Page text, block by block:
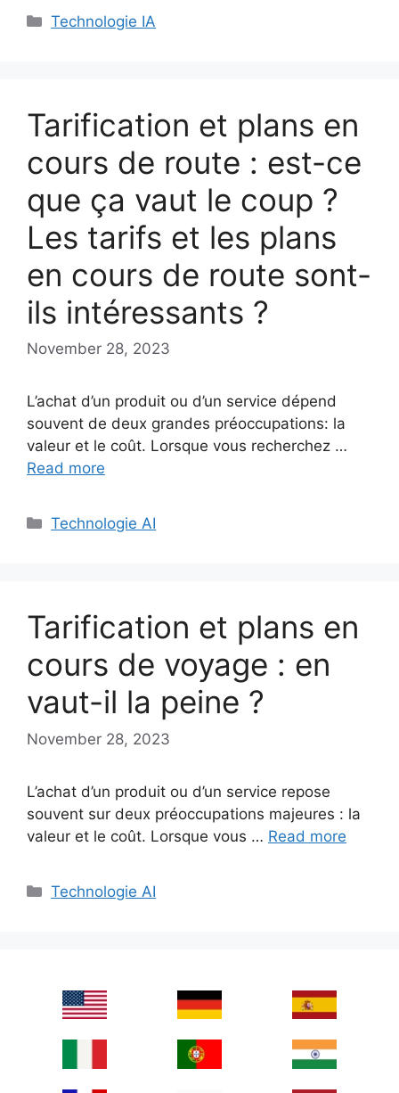
Categories
Technologie IA
Tarification et plans en
cours de route : est-ce
que ça vaut le coup ?
Les tarifs et les plans
en cours de route sont-
ils intéressants ?
November 28, 2023
L’achat d’un produit ou d’un service dépend
souvent de deux grandes préoccupations: la
valeur et le coût. Lorsque vous recherchez …
Read more
Categories
Technologie AI
Tarification et plans en
cours de voyage : en
vaut-il la peine ?
November 28, 2023
L’achat d’un produit ou d’un service repose
souvent sur deux préoccupations majeures : la
valeur et le coût. Lorsque vous … Read more
Categories
Technologie AI